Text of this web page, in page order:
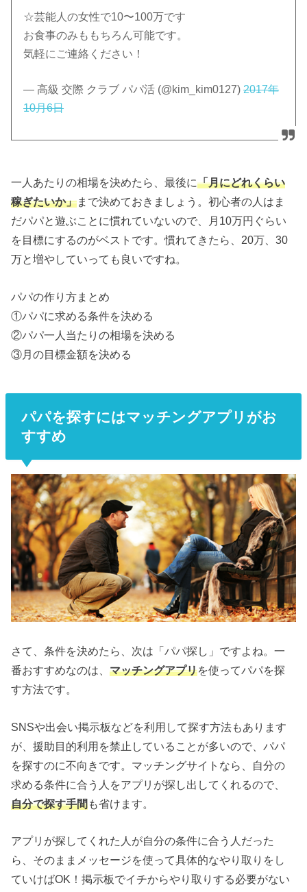
☆芸能人の女性で10〜100万です
お食事のみももちろん可能です。
気軽にご連絡ください！
— 高級 交際 クラブ パパ活 (@kim_kim0127)2017年
10月6日
一人あたりの相場を決めたら、最後に「月にどれくらい
稼ぎたいか」まで決めておきましょう。初心者の人はま
だパパと遊ぶことに慣れていないので、月10万円ぐらい
を目標にするのがベストです。慣れてきたら、20万、30
万と増やしていっても良いですね。
パパの作り方まとめ
①パパに求める条件を決める
②パパ一人当たりの相場を決める
③月の目標金額を決める
パパを探すにはマッチングアプリがお
すすめ
さて、条件を決めたら、次は「パパ探し」ですよね。一
番おすすめなのは、マッチングアプリを使ってパパを探
す方法です。
SNSや出会い掲示板などを利用して探す方法もあります
が、援助目的利用を禁止していることが多いので、パパ
を探すのに不向きです。マッチングサイトなら、自分の
求める条件に合う人をアプリが探し出してくれるので、
自分で探す手間も省けます。
アプリが探してくれた人が自分の条件に合う人だった
ら、そのままメッセージを使って具体的なやり取りをし
ていけばOK！掲示板でイチからやり取りする必要がない